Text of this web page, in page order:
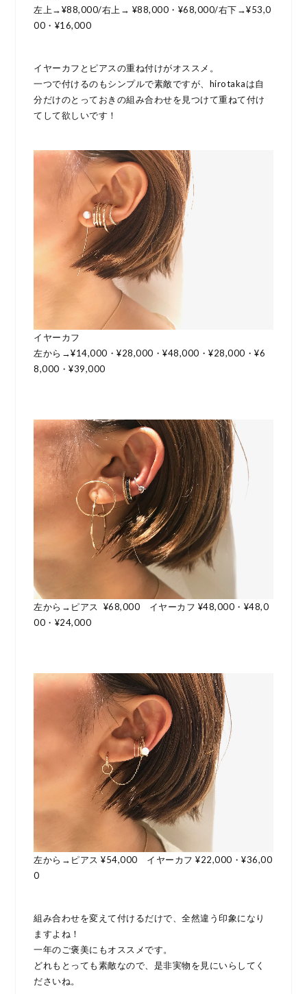
左上→¥88,000/右上→ ¥88,000・¥68,000/右下→¥53,0
00・¥16,000
イヤーカフとピアスの重ね付けがオススメ。
一つで付けるのもシンプルで素敵ですが、hirotakaは自
分だけのとっておきの組み合わせを見つけて重ねて付け
てして欲しいです！
イヤーカフ
左から→¥14,000・¥28,000・¥48,000・¥28,000・¥6
8,000・¥39,000
左から→ピアス ¥68,000 イヤーカフ ¥48,000・¥48,0
00・¥24,000
左から→ピアス ¥54,000 イヤーカフ ¥22,000・¥36,00
0
組み合わせを変えて付けるだけで、全然違う印象になり
ますよね！
一年のご褒美にもオススメです。
どれもとっても素敵なので、是非実物を見にいらしてく
ださいね。